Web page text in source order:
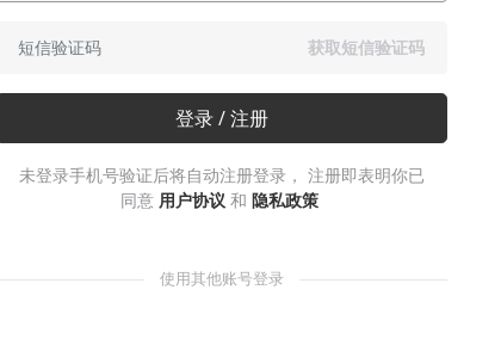
神秘岛》之后的继承与超越
着一个抽象的高远立意，倒推出一个简单机制的设计杰作。
获取短信验证码
登录 / 注册
未登录手机号验证后将自动注册登录， 注册即表明你已
同意 用户协议 和 隐私政策
使用其他账号登录